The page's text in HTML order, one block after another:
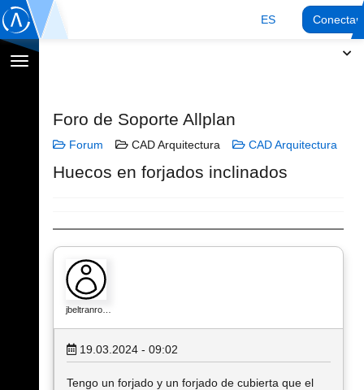
ES
Cambiar
Foro de Soporte Allplan
Forum CAD Arquitectura CAD Arquitectura
Huecos en forjados inclinados
jbeltranro…
19.03.2024 - 09:02
Tengo un forjado y un forjado de cubierta que el